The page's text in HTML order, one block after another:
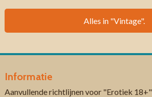
Alles in "Vintage".
Informatie
Aanvullende richtlijnen voor "Erotiek 18+"